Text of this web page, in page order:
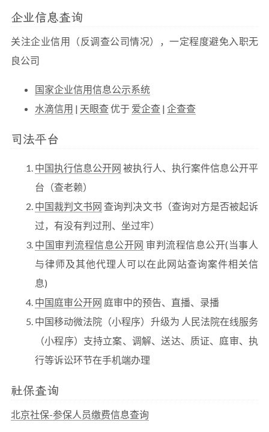
企业信息查询
关注企业信用（反调查公司情况），一定程度避免入职无
良公司
国家企业信用信息公示系统
水滴信用 | 天眼查优于 爱企查 | 企查查
司法平台
中国执行信息公开网 被执行人、执行案件信息公开平
台（查老赖）
中国裁判文书网 查询判决文书（查询对方是否被起诉
过，有没有判过刑、坐过牢）
中国审判流程信息公开网 审判流程信息公开(当事人
与律师及其他代理人可以在此网站查询案件相关信
息)
中国庭审公开网 庭审中的预告、直播、录播
中国移动微法院（小程序）升级为 人民法院在线服务
（小程序）支持立案、调解、送达、质证、庭审、执
行等诉讼环节在手机端办理
社保查询
北京社保-参保人员缴费信息查询